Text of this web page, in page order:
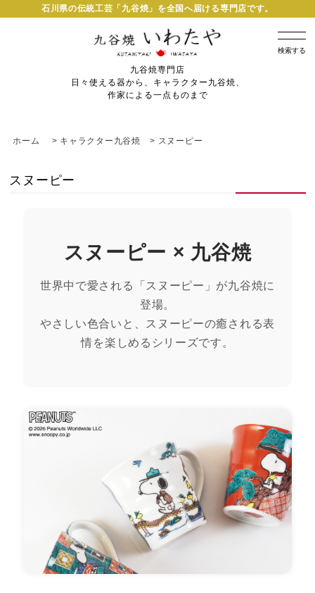
石川県の伝統工芸「九谷焼」を全国へ届ける専門店です。
検索する
九谷焼専門店
日々使える器から、キャラクター九谷焼、
作家による一点ものまで
ホーム > キャラクター九谷焼 > スヌーピー
スヌーピー
スヌーピー × 九谷焼
世界中で愛される「スヌーピー」が九谷焼に
登場。
やさしい色合いと、スヌーピーの癒される表
情を楽しめるシリーズです。